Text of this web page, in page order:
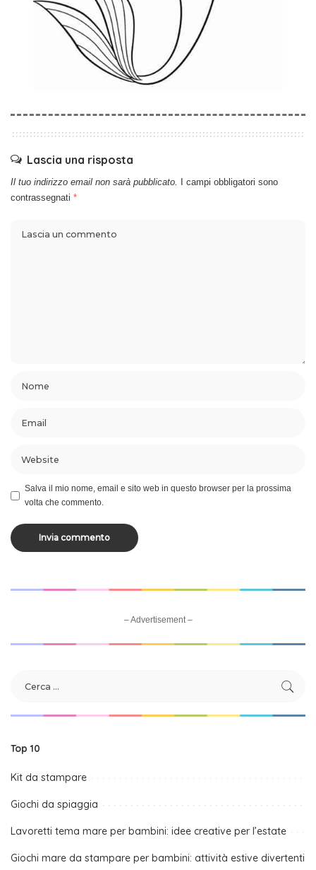
Lascia una risposta
Il tuo indirizzo email non sarà pubblicato.
I campi obbligatori sono
contrassegnati *
Salva il mio nome, email e sito web in questo browser per la prossima
volta che commento.
– Advertisement –
Top 10
Kit da stampare
Giochi da spiaggia
Lavoretti tema mare per bambini: idee creative per l’estate
Giochi mare da stampare per bambini: attività estive divertenti